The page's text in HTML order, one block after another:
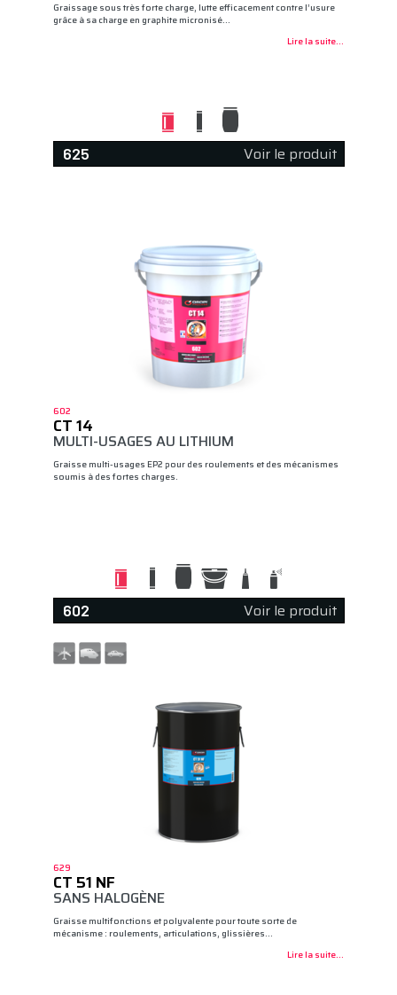
Graissage sous très forte charge, lutte efficacement contre l’usure
grâce à sa charge en graphite micronisé…
Lire la suite...
625 Voir le produit
602
CT 14
MULTI-USAGES AU LITHIUM
Graisse multi-usages EP2 pour des roulements et des mécanismes
soumis à des fortes charges.
602 Voir le produit
629
CT 51 NF
SANS HALOGÈNE
Graisse multifonctions et polyvalente pour toute sorte de
mécanisme : roulements, articulations, glissières…
Lire la suite...